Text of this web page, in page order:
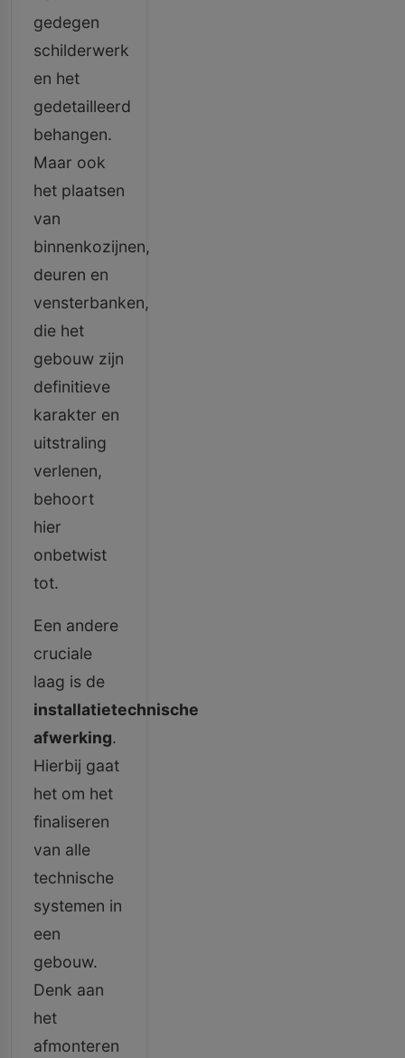
gedegen
schilderwerk
en het
gedetailleerd
behangen.
Maar ook
het plaatsen
van
binnenkozijnen,
deuren en
vensterbanken,
die het
gebouw zijn
definitieve
karakter en
uitstraling
verlenen,
behoort
hier
onbetwist
tot.
Een andere
cruciale
laag is de
installatietechnische
afwerking.
Hierbij gaat
het om het
finaliseren
van alle
technische
systemen in
een
gebouw.
Denk aan
het
afmonteren